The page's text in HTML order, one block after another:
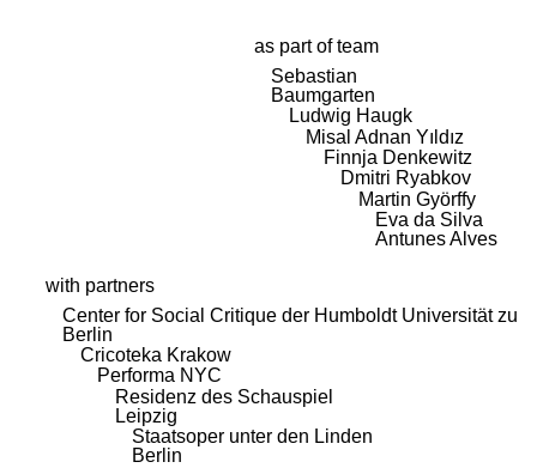
as part of team
Sebastian
Baumgarten
Ludwig Haugk
Misal Adnan Yıldız
Finnja Denkewitz
Dmitri Ryabkov
Martin Györffy
Eva da Silva
Antunes Alves
with partners
Center for Social Critique der Humboldt Universität zu
Berlin
Cricoteka Krakow
Performa NYC
Residenz des Schauspiel
Leipzig
Staatsoper unter den Linden
Berlin